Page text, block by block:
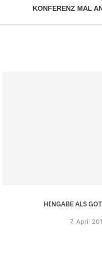
KONFERENZ MAL
HINGABE ALS
7. April